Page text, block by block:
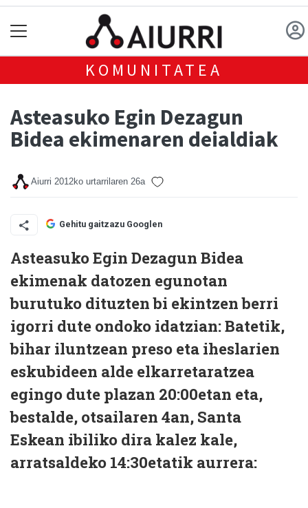
KOMUNITATEA
Asteasuko Egin Dezagun
Bidea ekimenaren deialdiak
Aiurri 2012ko urtarrilaren 26a
Gehitu gaitzazu Googlen
Asteasuko Egin Dezagun Bidea
ekimenak datozen egunotan
burutuko dituzten bi ekintzen berri
igorri dute ondoko idatzian: Batetik,
bihar iluntzean preso eta iheslarien
eskubideen alde elkarretaratzea
egingo dute plazan 20:00etan eta,
bestalde, otsailaren 4an, Santa
Eskean ibiliko dira kalez kale,
arratsaldeko 14:30etatik aurrera: